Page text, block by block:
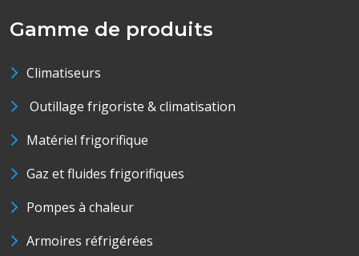
Gamme de produits
Climatiseurs
Outillage frigoriste & climatisation
Matériel frigorifique
Gaz et fluides frigorifiques
Pompes à chaleur
Armoires réfrigérées